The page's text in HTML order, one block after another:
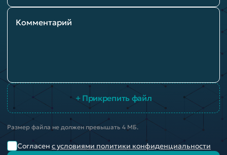
Комментарий
+ Прикрепить файл
Размер файла не должен превышать 4 МБ.
Согласен с условиями политики конфиденциальности